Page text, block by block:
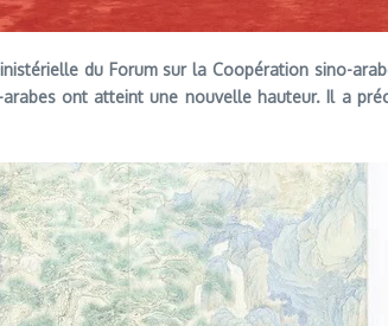
du Forum sur la Coopération sino-
ont atteint une nouvelle hauteur. Il a